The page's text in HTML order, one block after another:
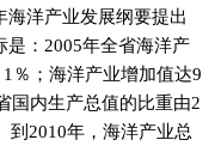
海洋产业发展纲要提出
： 2005年全省海洋产
1 ％；海洋产业增加值达9
国内生产总值的比重由2
到 2010年，海洋产业总